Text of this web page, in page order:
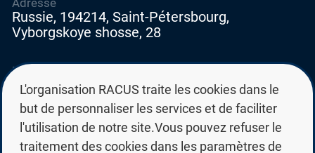
E-mail
education@edurussia.org
edurussia@racus.ru
Adresse
Russie, 194214, Saint-Pétersbourg,
Vyborgskoye shosse, 28
L'organisation RACUS traite les cookies dans le
but de personnaliser les services et de faciliter
l'utilisation de notre site.Vous pouvez refuser le
traitement des cookies dans les paramètres de